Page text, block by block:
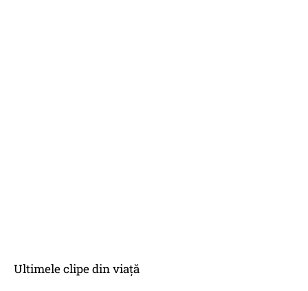
Ultimele clipe din viață